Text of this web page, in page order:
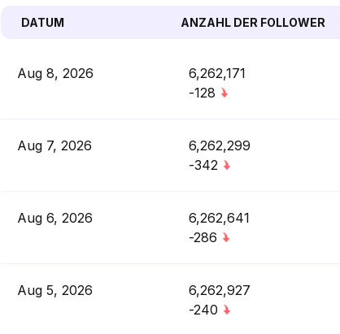
DATUM ANZAHL DER FOLLOWER
Aug 8, 2026
6,262,171
-128
Aug 7, 2026
6,262,299
-342
Aug 6, 2026
6,262,641
-286
Aug 5, 2026
6,262,927
-240